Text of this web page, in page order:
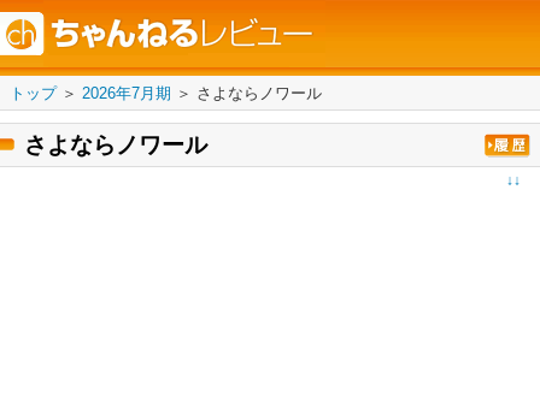
トップ＞ 2026年7月期 ＞ さよならノワール
さよならノワール
↓↓